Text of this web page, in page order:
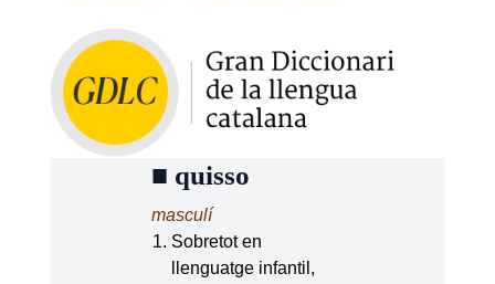
■ quisso
masculí
Sobretot en
llenguatge infantil,